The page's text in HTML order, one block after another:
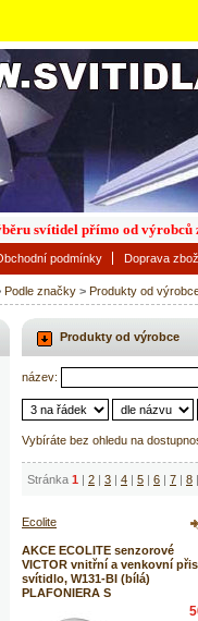
Podle značky > Produkty od
Produkty od výrobce
název:
Vybíráte bez ohledu na
Stránka 1 | 2 | 3 | 4 | 5 | 6 | 7 | 8 |
Ecolite
AKCE ECOLITE senzorové
VICTOR vnitřní a venkovní
svítidlo, W131-BI (bílá)
PLAFONIERA S
podmínky Doprava
svítidel přímo od výrobců